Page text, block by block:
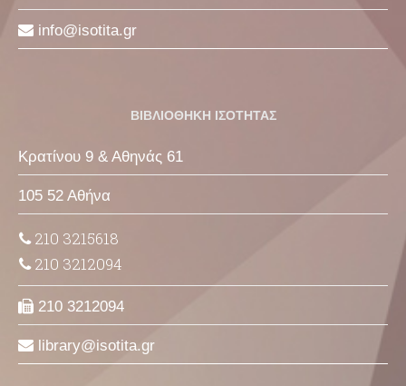
info isotita gr
ΒΙΒΛΙΟΘΗΚΗ ΙΣΟΤΗΤΑΣ
Κρατίνου 9 & Αθηνάς 61
105 52 Αθήνα
210 3215618
210 3212094
210 3212094
library isotita gr